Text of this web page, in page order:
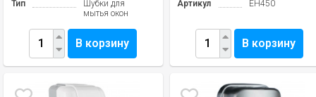
Тип
Шубки для
мытья окон
В корзину
Артикул
EH450
В корзину